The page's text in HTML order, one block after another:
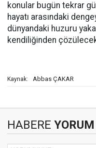
konular bugün tekrar
hayatı arasındaki
dünyandaki huzuru
kendiliğinden
Kaynak: Abbas ÇAKAR
HABERE